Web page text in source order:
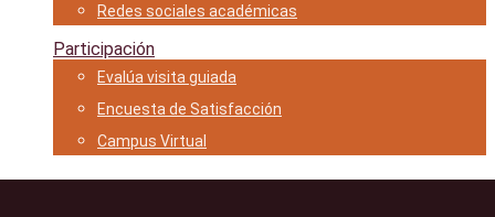
Redes sociales académicas
Participación
Evalúa visita guiada
Encuesta de Satisfacción
Campus Virtual